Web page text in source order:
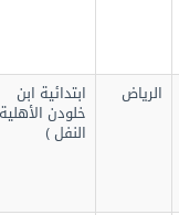
الرياض ابتدائية ابن
خلودن الأهلية (
النفل )